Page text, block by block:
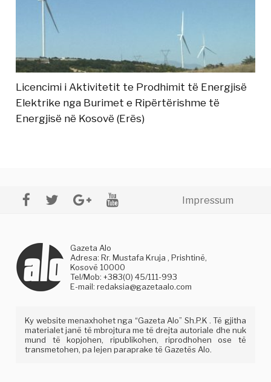
Licencimi i Aktivitetit te Prodhimit të Energjisë
Elektrike nga Burimet e Ripërtërishme të
Energjisë në Kosovë (Erës)
Impressum
Gazeta Alo
Adresa: Rr. Mustafa Kruja , Prishtinë,
Kosovë 10000
Tel/Mob: +383(0) 45/111-993
E-mail:redaksia@gazetaalo.com
Ky website menaxhohet nga “Gazeta Alo” Sh.P.K . Të gjitha
materialet janë të mbrojtura me të drejta autoriale dhe nuk
mund të kopjohen, ripublikohen, riprodhohen ose të
transmetohen, pa lejen paraprake të Gazetës Alo.